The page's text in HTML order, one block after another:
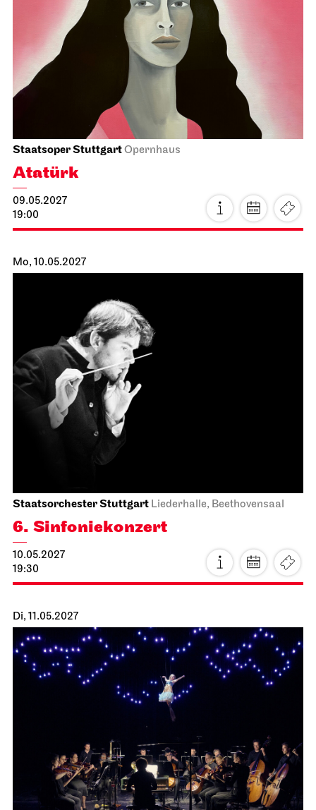
Staatsoper StuttgartOpernhaus
Atatürk
09.05.2027
19:00
Mo, 10.05.2027
Staatsorchester Stuttgart Liederhalle, Beethovensaal
6. Sinfonie­konzert
10.05.2027
19:30
Di, 11.05.2027